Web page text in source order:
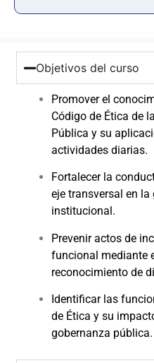
Objetivos del curso
Promover el
Código de Ética de
Pública y su
actividades diarias.
Fortalecer la
eje transversal en la
institucional.
Prevenir actos de
funcional mediante
reconocimiento de
Identificar las
de Ética y su
gobernanza pública.